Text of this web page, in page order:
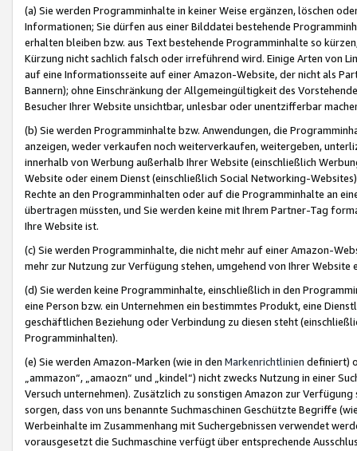
(a) Sie werden Programminhalte in keiner Weise ergänzen, löschen
Informationen; Sie dürfen aus einer Bilddatei bestehende
erhalten bleiben bzw. aus Text bestehende Programminhalte so
Kürzung nicht sachlich falsch oder irreführend wird. Einige Arten von
auf eine Informationsseite auf einer Amazon-Website, der nicht als
Bannern); ohne Einschränkung der Allgemeingültigkeit des
Besucher Ihrer Website unsichtbar, unlesbar oder unentzifferbar
(b) Sie werden Programminhalte bzw. Anwendungen, die
anzeigen, weder verkaufen noch weiterverkaufen, weitergeben,
innerhalb von Werbung außerhalb Ihrer Website (einschließlich
Website oder einem Dienst (einschließlich Social Networking-
Rechte an den Programminhalten oder auf die Programminhalte an
übertragen müssten, und Sie werden keine mit Ihrem Partner-Tag
Ihre Website ist.
(c) Sie werden Programminhalte, die nicht mehr auf einer Amazon-
mehr zur Nutzung zur Verfügung stehen, umgehend von Ihrer
(d) Sie werden keine Programminhalte, einschließlich in den
eine Person bzw. ein Unternehmen ein bestimmtes Produkt, eine
geschäftlichen Beziehung oder Verbindung zu diesen steht
Programminhalten).
(e) Sie werden Amazon-Marken (wie in den Markenrichtlinien definiert)
„ammazon“, „amaozn“ und „kindel“) nicht zwecks Nutzung in einer
Versuch unternehmen). Zusätzlich zu sonstigen Amazon zur
sorgen, dass von uns benannte Suchmaschinen Geschützte Begriffe
Werbeinhalte im Zusammenhang mit Suchergebnissen verwendet
vorausgesetzt die Suchmaschine verfügt über entsprechende